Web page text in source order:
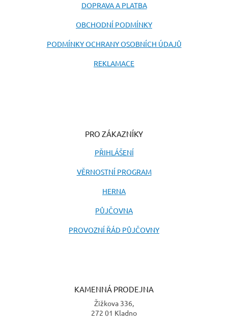
DOPRAVA A PLATBA
OBCHODNÍ PODMÍNKY
PODMÍNKY OCHRANY OSOBNÍCH ÚDAJŮ
REKLAMACE
PRO ZÁKAZNÍKY
PŘIHLÁŠENÍ
VĚRNOSTNÍ PROGRAM
HERNA
PŮJČOVNA
PROVOZNÍ ŘÁD PŮJČOVNY
KAMENNÁ PRODEJNA
Žižkova 336,
272 01 Kladno